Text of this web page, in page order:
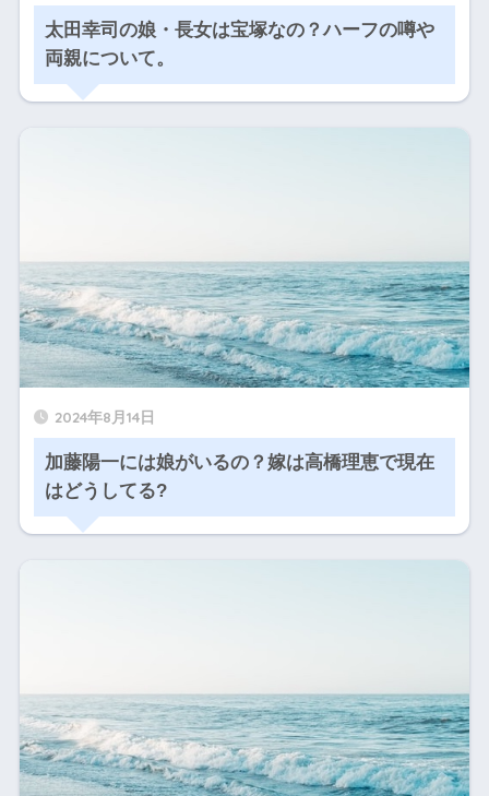
太田幸司の娘・長女は宝塚なの？ハーフの噂や
両親について。
2024年8月14日
加藤陽一には娘がいるの？嫁は高橋理恵で現在
はどうしてる?